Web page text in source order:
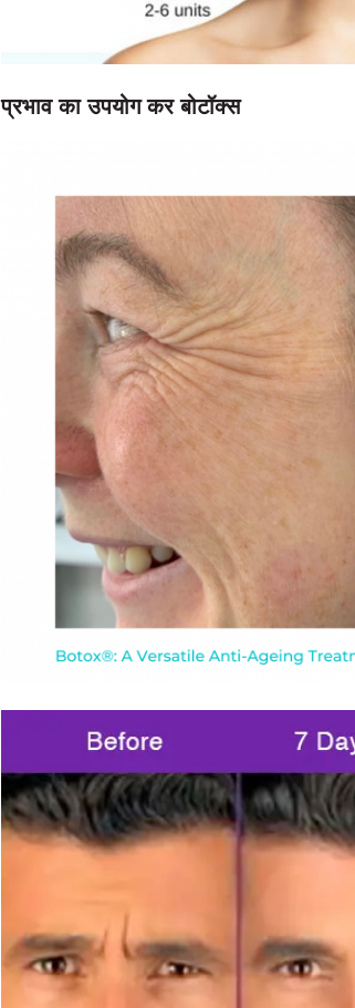
प्रभाव का उपयोग कर बोटॉक्स